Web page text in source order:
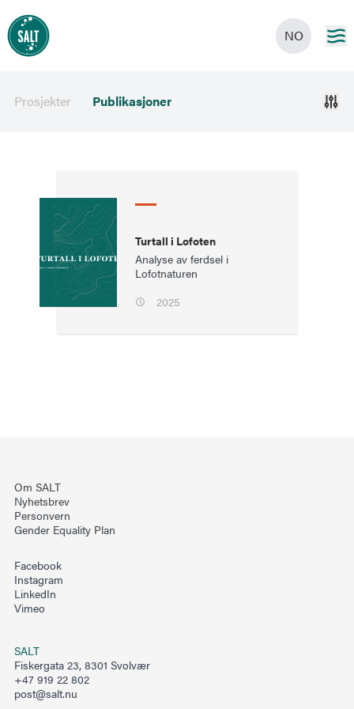
NO
Prosjekter Publikasjoner
Turtall i Lofoten
Analyse av ferdsel i
Lofotnaturen
2025
Om SALT
Nyhetsbrev
Personvern
Gender Equality Plan
Facebook
Instagram
LinkedIn
Vimeo
SALT
Fiskergata 23, 8301 Svolvær
+47 919 22 802
post@salt.nu